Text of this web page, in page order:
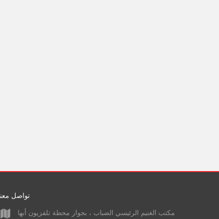
تواصل
مكتب الغنيم الرئيسي الضباب ، بجوار محطة تلفزيون أبها